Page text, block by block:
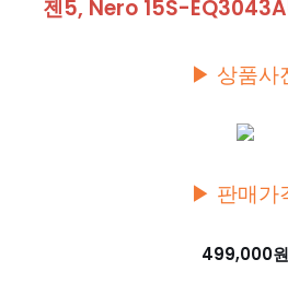
젠5, Nero 15S-
▶ 상품사
▶ 판매가
499,000원